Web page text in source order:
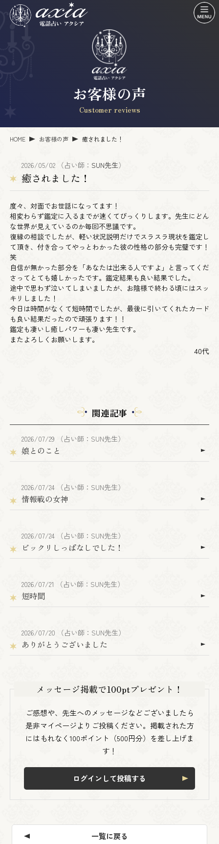
お客様の声
Customer reviews
HOME お客様の声 癒されました！
2026/05/02 （占い師： SUN先生）
癒されました！
度々、対面でお世話になってます！
相変わらず鑑定に入るまでが速くてびっくりします。先生にどん
な世界が見えているのか毎回不思議です。
復縁の相談でしたが、軽い状況説明だけでスラスラ現状を鑑定し
て頂き、付き合ってやっとわかった彼の性格の部分も完璧です！
笑
自信が無かった部分を「あなたは出来る人ですよ」と言ってくだ
さってとても嬉しかったです。鑑定結果も良い結果でした。
途中で思わず泣いてしまいましたが、お陰様で終わる頃にはスッ
キリしました！
今日は時間がなくて短時間でしたが、最後に引いてくれたカード
も良い結果だったので頑張ります！！
鑑定も凄いし癒しパワーも凄い先生です。
またよろしくお願いします。
40代
関連記事
2026/07/29 （占い師：SUN先生）
娘とのこと
2026/07/24 （占い師：SUN先生）
情報戦の女神
2026/07/24 （占い師：SUN先生）
ビックリしっぱなしでした！
2026/07/21 （占い師：SUN先生）
短時間
2026/07/20 （占い師：SUN先生）
ありがとうございました
メッセージ掲載で100ptプレゼント！
ご感想や、先生へのメッセージなどございましたら
是非マイページよりご投稿ください。掲載された方
にはもれなく100ポイント（500円分）を差し上げま
す！
ログインして投稿する
一覧に戻る